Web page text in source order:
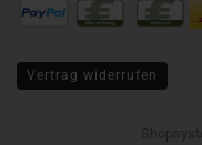
Vertrag widerrufen